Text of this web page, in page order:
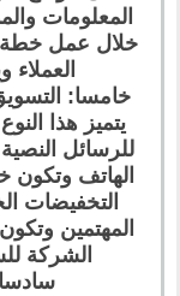
المعلومات
خلال عمل خطة
خامسا:
يتميز هذا
للرسائل
الهاتف وتكون
التخفيضات
المهتمين
الشركة